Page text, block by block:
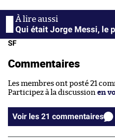
Qui était Jorge Messi, le
SF
Commentaires
Les membres ont posté 21
Participez à la discussion en
Voir les 21 commentaires